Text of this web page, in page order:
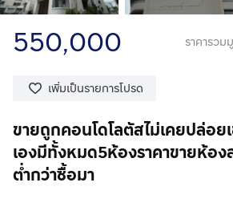
550,000 ราคารว
เพิ่มเป็นรายการโปรด
ขายถูกคอนโดโลตัสไม่เคยปล่อย
เองมีทั้งหมด5ห้องราคาขายห้อ
ต่ำกว่าซื้อมา